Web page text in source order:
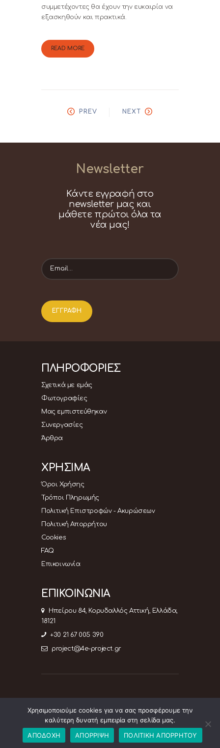
συμμετέχοντες θα έχουν την ευκαιρία να
εξασκηθούν και πρακτικά.
READ MORE
PREV NEXT
Newsletter
Κάντε εγγραφή στο
newsletter μας και
μάθετε πρώτοι όλα τα
νέα μας!
ΠΛΗΡΟΦΟΡΙΕΣ
Σχετικά με εμάς
Φωτογραφίες
Μας εμπιστεύθηκαν
Συνεργασίες
Άρθρα
ΧΡΗΣΙΜΑ
Όροι Χρήσης
Τρόποι Πληρωμής
Πολιτική Επιστροφών - Ακυρώσεων
Πολιτική Απορρήτου
Cookies
FAQ
Επικοινωνία
ΕΠΙΚΟΙΝΩΝΙΑ
Ηπείρου 84, Κορυδαλλός Αττική, Ελλάδα,
18121
+30 21 67 005 390
project@4e-project.gr
4e-project © 2026. All rights reserved.Web
Design & development by web-idea.gr
Χρησιμοποιούμε cookies για να σας προσφέρουμε την
καλύτερη δυνατή εμπειρία στη σελίδα μας.
ΑΠΟΔΟΧΗ
ΑΠΟΡΡΙΨΗ ΠΟΛΙΤΙΚΗ ΑΠΟΡΡΗΤΟΥ